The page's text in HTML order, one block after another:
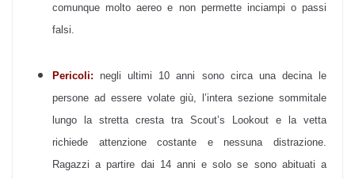
comunque molto aereo e non permette inciampi o passi
falsi.
Pericoli: negli ultimi 10 anni sono circa una decina le
persone ad essere volate giù, l’intera sezione sommitale
lungo la stretta cresta tra Scout’s Lookout e la vetta
richiede attenzione costante e nessuna distrazione.
Ragazzi a partire dai 14 anni e solo se sono abituati a